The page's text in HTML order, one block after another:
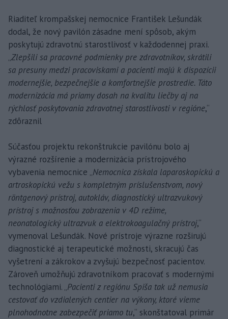
Riaditeľ krompašskej nemocnice František Lešundák
dodal, že nový pavilón zásadne mení spôsob, akým
poskytujú zdravotnú starostlivosť v každodennej praxi.
„Zlepšili sa pracovné podmienky pre zdravotníkov, skrátili
sa presuny medzi pracoviskami a pacienti majú k dispozícii
modernejšie, bezpečnejšie a komfortnejšie prostredie. Táto
modernizácia má priamy dosah na kvalitu liečby aj na
rýchlosť poskytovania zdravotnej starostlivosti v regióne,“
zdôraznil
Súčasťou projektu rekonštrukcie pavilónu bolo aj
výrazné rozšírenie a modernizácia prístrojového
vybavenia nemocnice „Nemocnica získala laparoskopickú a
artroskopickú vežu s kompletným príslušenstvom, nový
röntgenový prístroj, autokláv, diagnostický ultrazvukový
prístroj s možnosťou zobrazenia v 4D režime,
neonatologický ultrazvuk a elektrokoagulačný prístroj,“
vymenoval Lešundák. Nové prístroje výrazne rozširujú
diagnostické aj terapeutické možnosti, skracujú čas
vyšetrení a zákrokov a zvyšujú bezpečnosť pacientov.
Zároveň umožňujú zdravotníkom pracovať s modernými
technológiami. „Pacienti z regiónu Spiša tak už nemusia
cestovať do vzdialených centier na výkony, ktoré vieme
plnohodnotne zabezpečiť priamo tu,“ skonštatoval primár